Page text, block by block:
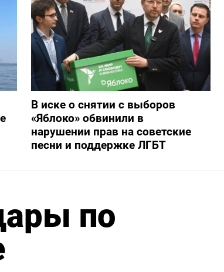
В иске о снятии с выборов
«Яблоко» обвинили в
нарушении прав на советские
песни и поддержке ЛГБТ
по